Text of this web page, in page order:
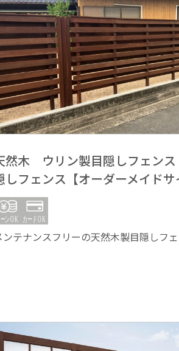
然木 ウリン製目隠しフェン
しフェンス【オーダーメイドサ
ンテナンスフリーの天然木製目隠しフ